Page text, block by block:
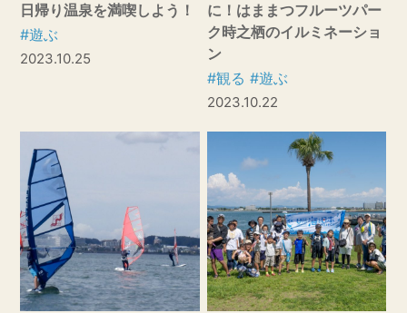
日帰り温泉を満喫しよう！
#遊ぶ
2023.10.25
に！はままつフルーツパー
ク時之栖のイルミネーショ
ン
#観る #遊ぶ
2023.10.22